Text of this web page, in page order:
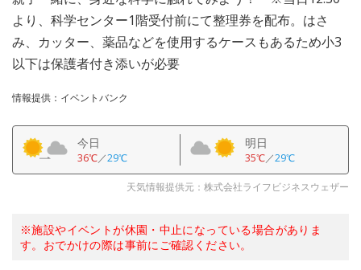
より、科学センター1階受付前にて整理券を配布。はさ
み、カッター、薬品などを使用するケースもあるため小3
以下は保護者付き添いが必要
情報提供：イベントバンク
今日
36℃／29℃
明日
35℃／29℃
天気情報提供元：株式会社ライフビジネスウェザー
※施設やイベントが休園・中止になっている場合がありま
す。おでかけの際は事前にご確認ください。